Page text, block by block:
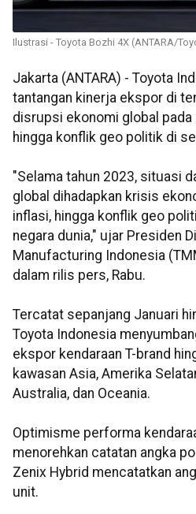
Ilustrasi - Toyota Bozhi 4X (ANTARA/
Jakarta (ANTARA) - Toyota
tantangan kinerja ekspor di
disrupsi ekonomi global
hingga konflik geo politik di
"Selama tahun 2023, situasi
global dihadapkan krisis
inflasi, hingga konflik geo
negara dunia," ujar Presiden
Manufacturing Indonesia
dalam rilis pers, Rabu.
Tercatat sepanjang Januari
Toyota Indonesia
ekspor kendaraan T-brand
kawasan Asia, Amerika
Australia, dan Oceania.
Optimisme performa
menorehkan catatan angka
Zenix Hybrid mencatatkan
unit.